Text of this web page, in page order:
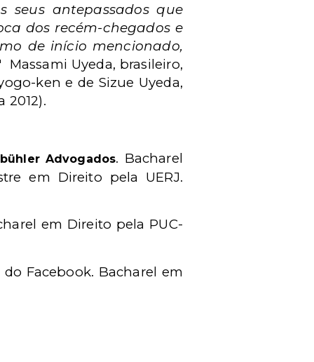
seus antepassados que
dos recém-chegados e
de início mencionado,
Massami Uyeda, brasileiro,
ken e de Sizue Uyeda,
2012).
Advogados. Bacharel
em Direito pela UERJ.
em Direito pela PUC-
Facebook. Bacharel em